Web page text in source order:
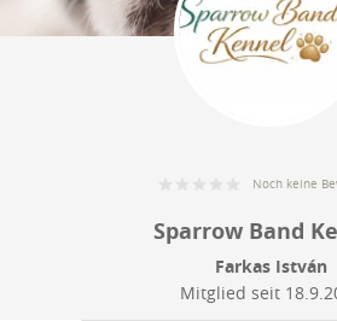
Noch keine
Sparrow Band
Farkas István
Mitglied seit